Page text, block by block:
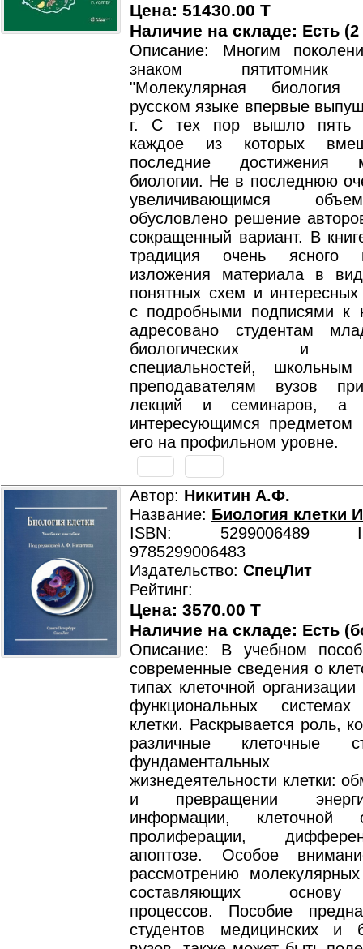
Цена: 51430.00 T
Наличие на складе: Есть
Описание: Многим
знаком пятитомник
"Молекулярная биология
русском языке впервые
г. С тех пор вышло пять
каждое из которых
последние достижения
биологии. Не в последнюю
увеличивающимся
обусловлено решение
сокращенный вариант. В
традиция очень ясного
изложения материала в
понятных схем и
с подробными подписями к
адресовано студентам
биологических и
специальностей,
преподавателям вузов
лекций и семинаров, а
интересующимся
его на профильном уровне.
Автор: Никитин А.Ф.
Название: Биология клетки
ISBN: 5299006489
9785299006483
Издательство: СпецЛит
Рейтинг:
Цена: 3570.00 T
Наличие на складе: Есть
Описание: В учебном
современные сведения о
типах клеточной организации
функциональных системах
клетки. Раскрывается роль,
различные клеточные
фундаментальных
жизнедеятельности клетки:
и превращении
информации, клеточной
пролиферации,
апоптозе. Особое
рассмотрению
составляющих основу
процессов. Пособие
студентов медицинских и